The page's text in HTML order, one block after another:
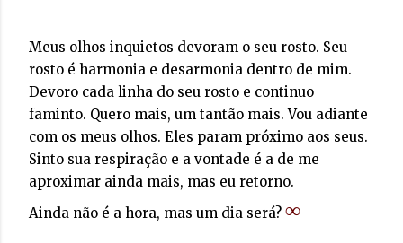
Meus olhos inquietos devoram o seu rosto. Seu
rosto é harmonia e desarmonia dentro de mim.
Devoro cada linha do seu rosto e continuo
faminto. Quero mais, um tantão mais. Vou adiante
com os meus olhos. Eles param próximo aos seus.
Sinto sua respiração e a vontade é a de me
aproximar ainda mais, mas eu retorno.
Ainda não é a hora, mas um dia será? ∞